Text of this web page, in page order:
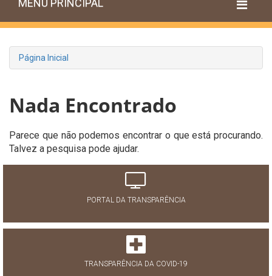
MENU PRINCIPAL
Página Inicial
Nada Encontrado
Parece que não podemos encontrar o que está procurando.
Talvez a pesquisa pode ajudar.
PORTAL DA TRANSPARÊNCIA
TRANSPARÊNCIA DA COVID-19